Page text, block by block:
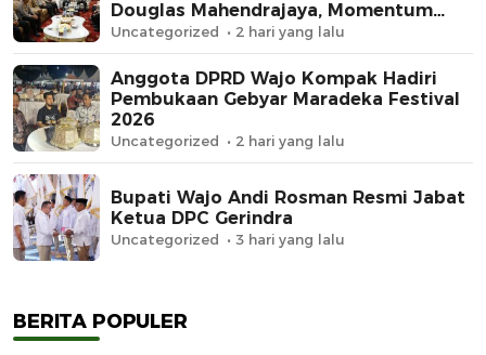
Douglas Mahendrajaya, Momentum
Memperkuat Sinergi
Uncategorized 2 hari yang lalu
Anggota DPRD Wajo Kompak Hadiri
Pembukaan Gebyar Maradeka Festival
2026
Uncategorized 2 hari yang lalu
Bupati Wajo Andi Rosman Resmi Jabat
Ketua DPC Gerindra
Uncategorized 3 hari yang lalu
BERITA POPULER